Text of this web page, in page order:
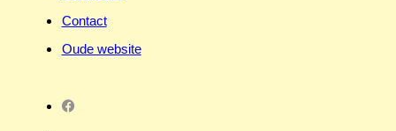
Contact
Oude website